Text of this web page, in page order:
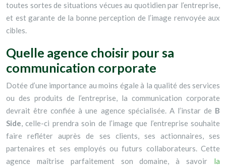
toutes sortes de situations vécues au quotidien par l’entreprise,
et est garante de la bonne perception de l’image renvoyée aux
cibles.
Quelle agence choisir pour sa
communication corporate
Dotée d’une importance au moins égale à la qualité des services
ou des produits de l’entreprise, la communication corporate
devrait être confiée à une agence spécialisée. A l’instar de B
Side, celle-ci prendra soin de l’image que l’entreprise souhaite
faire refléter auprès de ses clients, ses actionnaires, ses
partenaires et ses employés ou futurs collaborateurs. Cette
agence maîtrise parfaitement son domaine, à savoir la